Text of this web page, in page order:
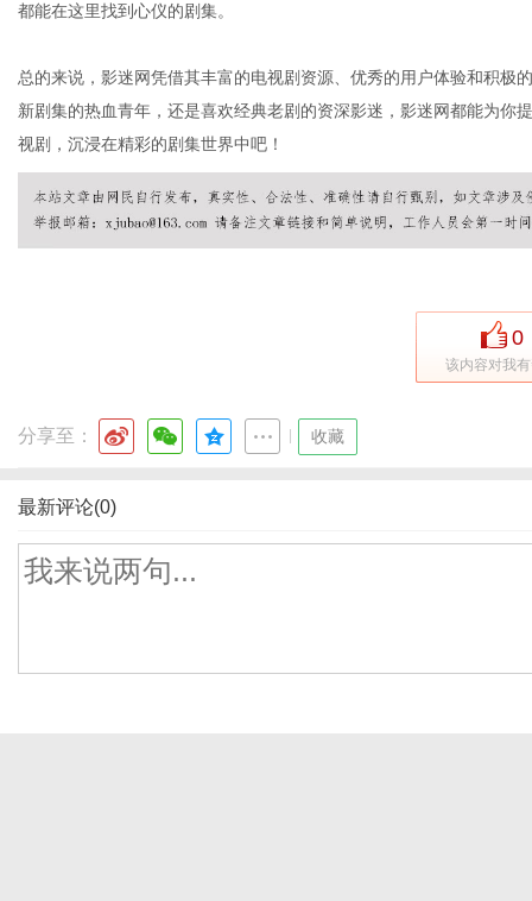
都能在这里找到心仪的剧集。
总的来说，影迷网凭借其丰富的电视剧资源、优秀的用户体验和积极
新剧集的热血青年，还是喜欢经典老剧的资深影迷，影迷网都能为你
视剧，沉浸在精彩的剧集世界中吧！
0
该内容对我
分享至： 收藏
最新评论(0)